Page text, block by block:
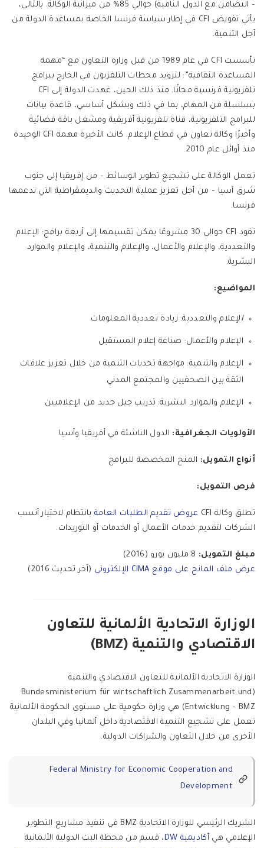
– التضامن مع الدول النامية) حوالي 85% من ميزانية الوكالة. بالتالي،
يأتي تفويض CFI في إطار سياسة فرنسا الخاصة بمساعدة الدولة من
أجل التنمية.
تأسست CFI في عام 1989 من قبل وزارة التعاون مع “مهمة
المساعدة الثقافية”: لتزويد محطات التلفزيون في الخارج ببرامج
تلفزيونية فرنسية مجانًا. منذ ذلك الحين، عهدت الدولة إلى CFI
بسلسلة من المهام، بما في ذلك وبشكل أساسي، قاعدة بيانات
للبرامج التلفزيونية، قناة تلفزيونية أفريقية ومشغل باقة فضائية
وأخيرًا وكالة تعاون في قطاع الإعلام. كانت الأخيرة مهمة CFI الوحيدة
منذ أوائل عام 2010.
تعمل الوكالة على تشجيع تطوير الوسائط – من إفريقيا إلى جنوب
شرق آسيا – من أجل تعزيز عملية التحديث والديمقراطية التي تدعمها
فرنسا.
تقود CFI حوالي 30 مشروعًا يمكن تقسيمها إلى أربعة برامج: الإعلام
والتعددية، والإعلام والأعمال، والإعلام والتنمية، والإعلام والموارد
البشرية.
المواضيع:
ا لإعلام والتعددية: زيادة تعددية المعلومات
الإعلام والأعمال: صناعة إعلام المستقبل
الإعلام والتنمية: مواجهة تحديات التنمية من خلال تعزيز علاقات
الثقة بين الصحفيين والمجتمع المدني
الإعلام والموارد البشرية: تدريب جيل جديد من الإعلاميين
الأولويات الجغرافية: الدول الناشئة في أفريقيا وآسيا
أنواع التمويل: المنح المخصصة للبرامج
فرص التمويل:
تطلق وكالة CFI عروض تقديم الطلبات العامة بانتظام لاختيار أنسب
الشركات لتقديم خدمات الأعمال أو الخدمات أو التوريدات.
مبلغ التمويل:
عرض ملف المانح على موقع CIMA الإلكتروني
(آخر تحديث 2016)
الوزارة الاتحادية الألمانية للتعاون
الاقتصادي والتنمية (BMZ)
الوزارة الاتحادية الألمانية للتعاون الاقتصادي والتنمية
(Bundesministerium für wirtschaftlich Zusammenarbeit und
Entwicklung – BMZ) هي وزارة حكومية على مستوى الحكومة الألمانية
تعمل على تشجيع التنمية الاقتصادية داخل ألمانيا وفي البلدان
الأخرى من خلال التعاون والشراكات الدولية.
Federal Ministry for Economic Cooperation and
Development
الشريك الرئيسي للوزارة الاتحادية BMZ في تنفيذ مشاريع التطوير
الإعلامي هي أكاديمية DW
، قسم من محطة البث الدولية الألمانية